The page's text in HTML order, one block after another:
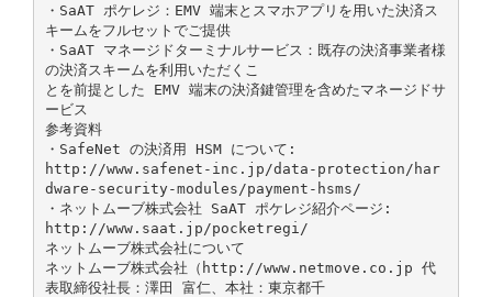
・SaAT ポケレジ：EMV 端末とスマホアプリを用いた決済ス
キームをフルセットでご提供
・SaAT マネージドターミナルサービス：既存の決済事業者様
の決済スキームを利用いただくこ
とを前提とした EMV 端末の決済鍵管理を含めたマネージドサ
ービス
参考資料
・SafeNet の決済用 HSM について:
http://www.safenet-inc.jp/data-protection/har
dware-security-modules/payment-hsms/
・ネットムーブ株式会社 SaAT ポケレジ紹介ページ:
http://www.saat.jp/pocketregi/
ネットムーブ株式会社について
ネットムーブ株式会社（http://www.netmove.co.jp 代
表取締役社長：澤田 富仁、本社：東京都千